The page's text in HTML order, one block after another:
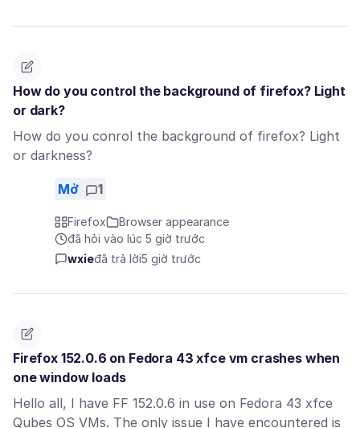
How do you control the background of firefox? Light
or dark?
How do you conrol the background of firefox? Light
or darkness?
Mở 1
Firefox
Browser appearance
đã hỏi vào lúc 5 giờ trước
wxieđã trả lời5 giờ trước
Firefox 152.0.6 on Fedora 43 xfce vm crashes when
one window loads
Hello all, I have FF 152.0.6 in use on Fedora 43 xfce
Qubes OS VMs. The only issue I have encountered is